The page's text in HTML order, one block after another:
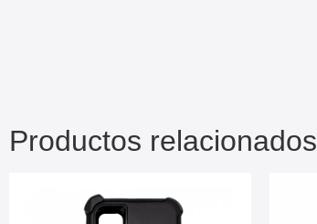
Productos relacionados